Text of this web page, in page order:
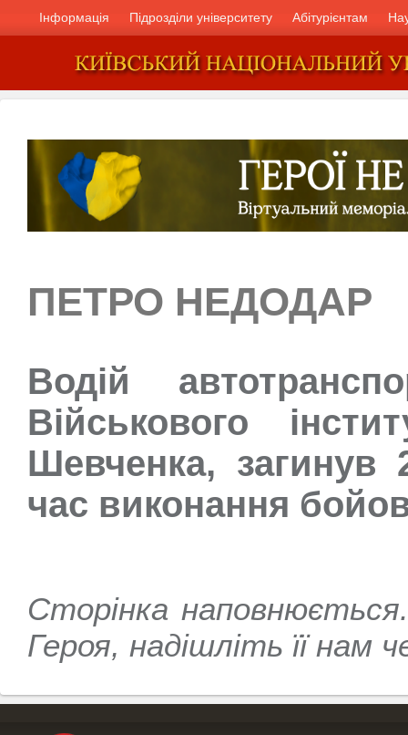
Інформація Підрозділи університету Абітурієнтам
ПЕТРО НЕДОДАР
Водій
Військового
Шевченка, загинув
час виконання
Сторінка
Героя, надішліть її нам